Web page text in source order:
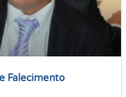
Falecimento